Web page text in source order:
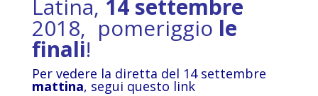
Latina, 14 settembre
2018, pomeriggio le
finali!
Per vedere la diretta del 14 settembre
mattina, segui questo link